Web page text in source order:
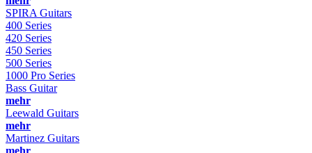
SPIRA Guitars
400 Series
420 Series
450 Series
500 Series
1000 Pro Series
Bass Guitar
mehr
Leewald Guitars
mehr
Martinez Guitars
mehr